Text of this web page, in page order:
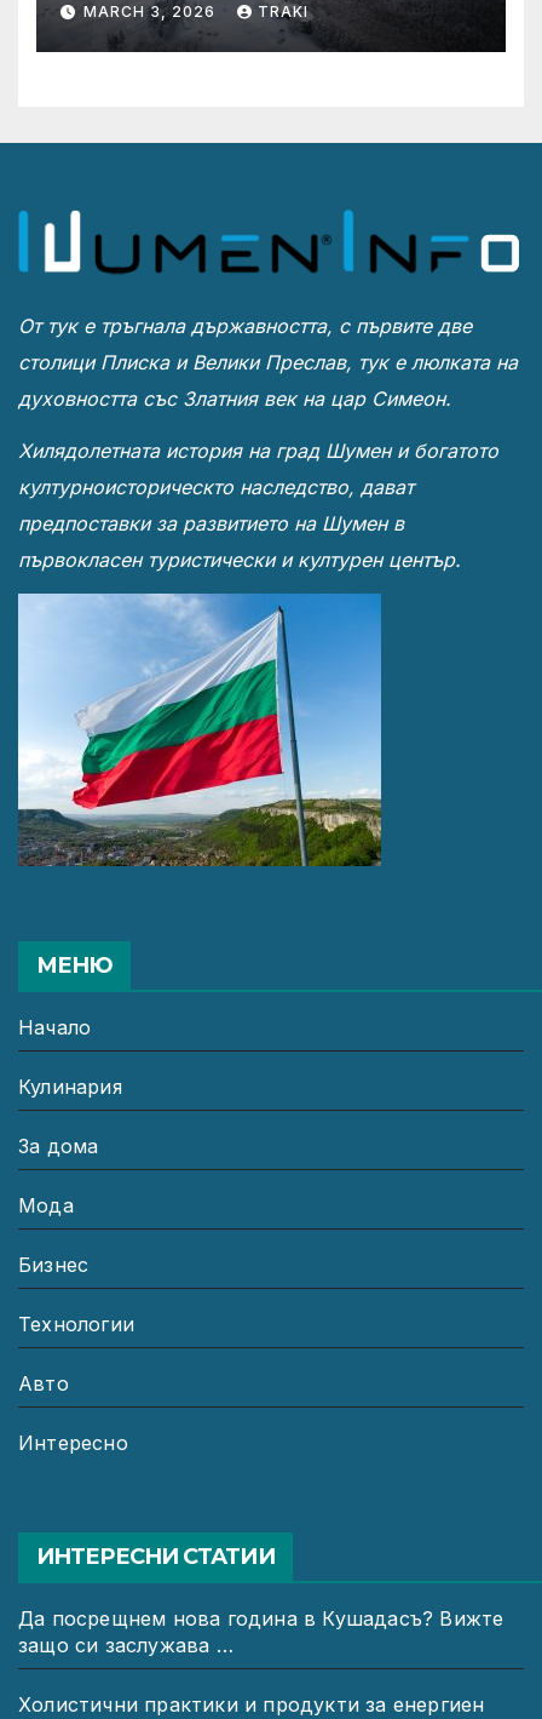
MARCH 3, 2026 TRAKI
От тук е тръгнала държавността, с първите две
столици Плиска и Велики Преслав, тук е люлката на
духовността със Златния век на цар Симеон.
Хилядолетната история на град Шумен и богатото
културноисторическто наследство, дават
предпоставки за развитието на Шумен в
първокласен туристически и културен център.
МЕНЮ
Начало
Кулинария
За дома
Мода
Бизнес
Технологии
Авто
Интересно
ИНТЕРЕСНИ СТАТИИ
Да посрещнем нова година в Кушадасъ? Вижте
защо си заслужава …
Холистични практики и продукти за енергиен